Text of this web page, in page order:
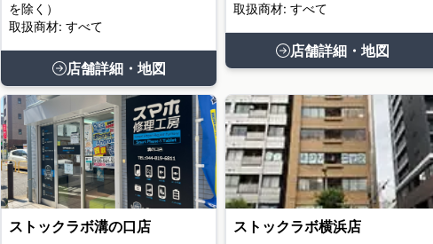
を除く）
取扱商材: すべて
店舗詳細・地図
取扱商材: すべて
店舗詳細・地図
ストックラボ溝の口店
ストックラボ横浜店